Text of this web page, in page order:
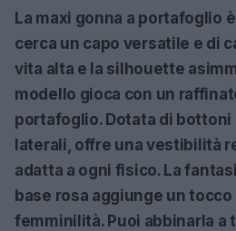
La maxi gonna a portafoglio
cerca un capo versatile e di
vita alta e la silhouette
modello gioca con un
portafoglio. Dotata di bottoni
laterali, offre una vestibilità
adatta a ogni fisico. La
base rosa aggiunge un
femminilità. Puoi abbinarla a